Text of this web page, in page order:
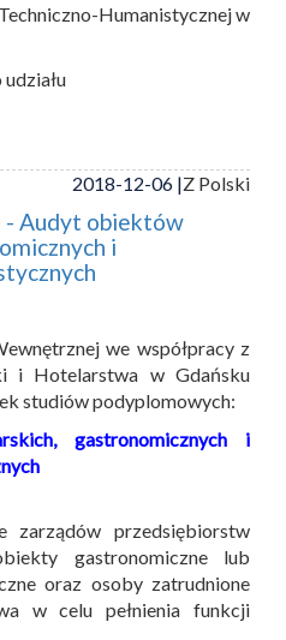
Humanistycznej w
2018-12-06 |Z Polski
- Audyt obiektów
i
we współpracy z
i Hotelarstwa w Gdańsku
studiów podyplomowych:
gastronomicznych i
zarządów przedsiębiorstw
gastronomiczne lub
oraz osoby zatrudnione
w celu pełnienia funkcji